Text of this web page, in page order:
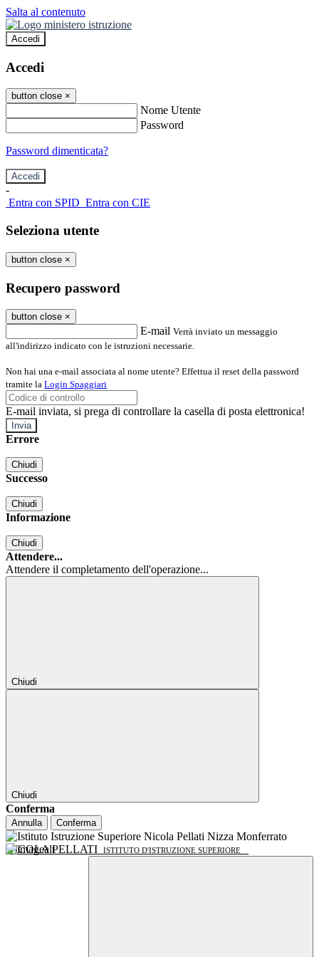
Salta al contenuto
Accedi
Accedi
button close ×
Nome Utente
Password
Password dimenticata?
-
Entra con SPID Entra con CIE
Seleziona utente
button close ×
Recupero password
button close ×
E-mail Verrà inviato un messaggio
all'indirizzo indicato con le istruzioni necessarie.
Non hai una e-mail associata al nome utente? Effettua il reset della password
tramite la Login Spaggiari
E-mail inviata, si prega di controllare la casella di posta elettronica!
Errore
Chiudi
Successo
Chiudi
Informazione
Chiudi
Attendere...
Attendere il completamento dell'operazione...
Chiudi
Chiudi
Conferma
Annulla Conferma
NICOLA PELLATI ISTITUTO D'ISTRUZIONE SUPERIORE